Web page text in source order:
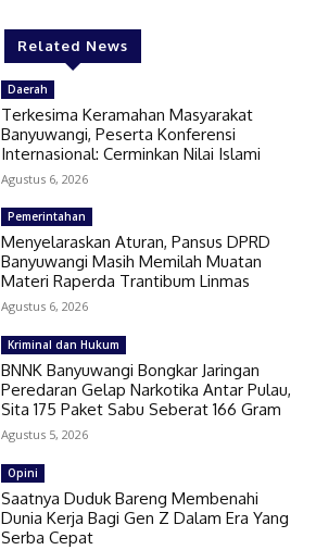
Related News
Daerah
Terkesima Keramahan Masyarakat
Banyuwangi, Peserta Konferensi
Internasional: Cerminkan Nilai Islami
Agustus 6, 2026
Pemerintahan
Menyelaraskan Aturan, Pansus DPRD
Banyuwangi Masih Memilah Muatan
Materi Raperda Trantibum Linmas
Agustus 6, 2026
Kriminal dan Hukum
BNNK Banyuwangi Bongkar Jaringan
Peredaran Gelap Narkotika Antar Pulau,
Sita 175 Paket Sabu Seberat 166 Gram
Agustus 5, 2026
Opini
Saatnya Duduk Bareng Membenahi
Dunia Kerja Bagi Gen Z Dalam Era Yang
Serba Cepat